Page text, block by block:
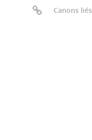
Canons liés